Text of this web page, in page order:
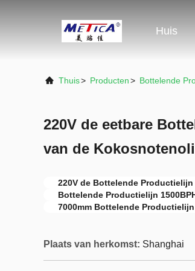
Huis
Thuis> Producten> Bottelende
220V de eetbare
van de
220V de Bottelende
Bottelende Productielijn
7000mm Bottelende Productielijn
Plaats van herkomst: Shanghai